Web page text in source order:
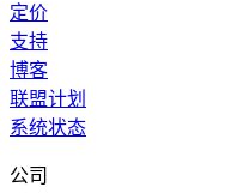
定价
支持
博客
联盟计划
系统状态
公司